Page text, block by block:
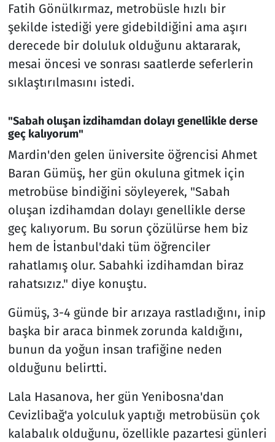
Fatih Gönülkırmaz, metrobüsle hızlı bir
şekilde istediği yere gidebildiğini ama aşırı
derecede bir doluluk olduğunu aktararak,
mesai öncesi ve sonrası saatlerde seferlerin
sıklaştırılmasını istedi.
"Sabah oluşan izdihamdan dolayı genellikle derse
geç kalıyorum"
Mardin'den gelen üniversite öğrencisi Ahmet
Baran Gümüş, her gün okuluna gitmek için
metrobüse bindiğini söyleyerek, "Sabah
oluşan izdihamdan dolayı genellikle derse
geç kalıyorum. Bu sorun çözülürse hem biz
hem de İstanbul'daki tüm öğrenciler
rahatlamış olur. Sabahki izdihamdan biraz
rahatsızız." diye konuştu.
Gümüş, 3-4 günde bir arızaya rastladığını, inip
başka bir araca binmek zorunda kaldığını,
bunun da yoğun insan trafiğine neden
olduğunu belirtti.
Lala Hasanova, her gün Yenibosna'dan
Cevizlibağ'a yolculuk yaptığı metrobüsün çok
kalabalık olduğunu, özellikle pazartesi günleri